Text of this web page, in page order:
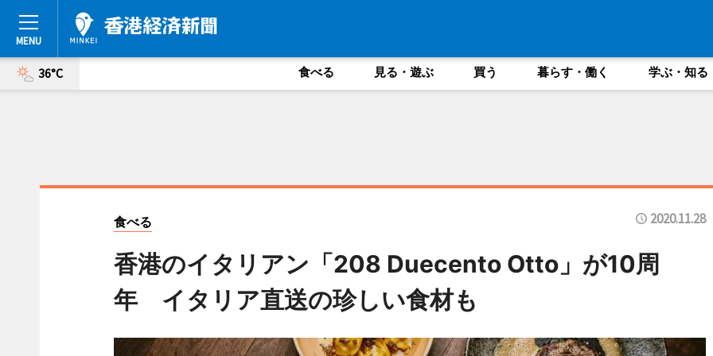
36°C 食べる 見る・遊ぶ 買う 暮らす・働く 学ぶ・知る
食べる 2020.11.28
香港のイタリアン「208 Duecento Otto」が10周
年 イタリア直送の珍しい食材も